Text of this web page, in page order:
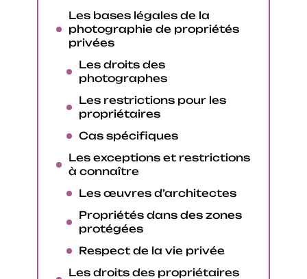
Les bases légales de la
photographie de propriétés
privées
Les droits des
photographes
Les restrictions pour les
propriétaires
Cas spécifiques
Les exceptions et restrictions
à connaître
Les œuvres d’architectes
Propriétés dans des zones
protégées
Respect de la vie privée
Les droits des propriétaires